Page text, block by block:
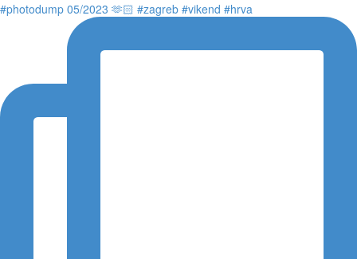
#photodump 05/2023 🫶🏻 #zagreb #vikend #hrva